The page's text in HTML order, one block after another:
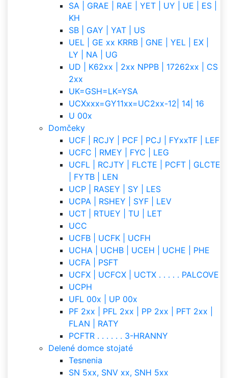
SA | GRAE | RAE | YET | UY | UE | ES |
KH
SB | GAY | YAT | US
UEL | GE xx KRRB | GNE | YEL | EX |
LY | NA | UG
UD | K62xx | 2xx NPPB | 17262xx | CS
2xx
UK=GSH=LK=YSA
UCXxxx=GY11xx=UC2xx-12| 14| 16
U 00x
Domčeky
UCF | RCJY | PCF | PCJ | FYxxTF | LEF
UCFC | RMEY | FYC | LEG
UCFL | RCJTY | FLCTE | PCFT | GLCTE
| FYTB | LEN
UCP | RASEY | SY | LES
UCPA | RSHEY | SYF | LEV
UCT | RTUEY | TU | LET
UCC
UCFB | UCFK | UCFH
UCHA | UCHB | UCEH | UCHE | PHE
UCFA | PSFT
UCFX | UCFCX | UCTX . . . . . PALCOVE
UCPH
UFL 00x | UP 00x
PF 2xx | PFL 2xx | PP 2xx | PFT 2xx |
FLAN | RATY
PCFTR . . . . . . 3-HRANNY
Delené domce stojaté
Tesnenia
SN 5xx, SNV xx, SNH 5xx